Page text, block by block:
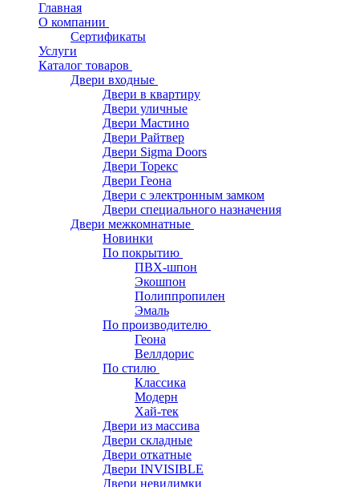
Главная
О компании
Сертификаты
Услуги
Каталог товаров
Двери входные
Двери в квартиру
Двери уличные
Двери Мастино
Двери Райтвер
Двери Sigma Doors
Двери Торекс
Двери Геона
Двери с электронным замком
Двери специального назначения
Двери межкомнатные
Новинки
По покрытию
ПВХ-шпон
Экошпон
Полиппропилен
Эмаль
По производителю
Геона
Веллдорис
По стилю
Классика
Модерн
Хай-тек
Двери из массива
Двери складные
Двери откатные
Двери INVISIBLE
Двери невидимки